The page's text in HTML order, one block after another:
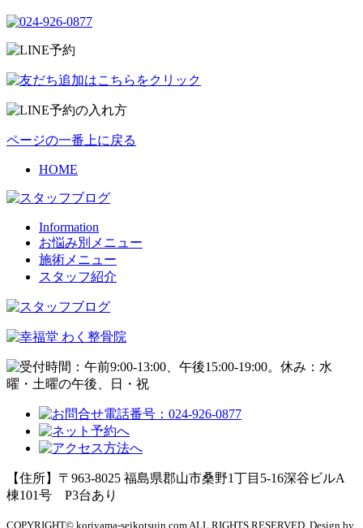
ページの一番上に戻る
HOME
Information
お悩み別メニュー
施術メニュー
スタッフ紹介
【住所】〒963-8025 福島県郡山市桑野1丁目5-16深谷ビルA
棟101号 P3台あり
COPYRIGHT© koriyama-seikotsuin.com ALL RIGHTS RESERVED. Design by